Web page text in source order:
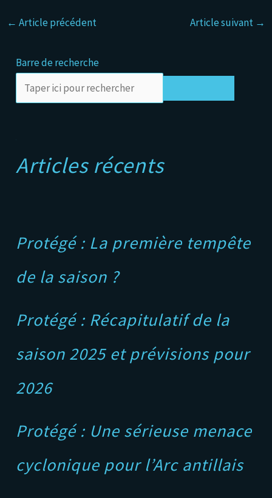
← Article précédent Article suivant →
Barre de recherche
Articles récents
Protégé : La première tempête
de la saison ?
Protégé : Récapitulatif de la
saison 2025 et prévisions pour
2026
Protégé : Une sérieuse menace
cyclonique pour l’Arc antillais